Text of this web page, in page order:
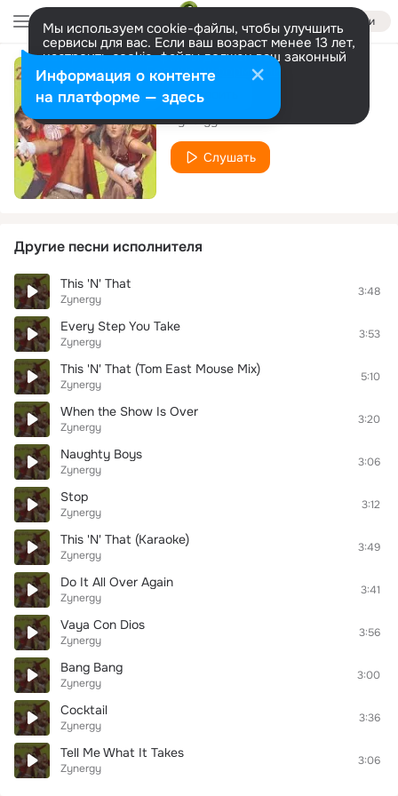
Войти
Мы используем cookie-файлы, чтобы улучшить
сервисы для вас. Если ваш возраст менее 13 лет,
настроить cookie-файлы должен ваш законный
представитель. Больше информации
Разрешить все Настроить
Wig Wam Bam
Zynergy
Слушать
Другие песни исполнителя
This 'N' That
Zynergy
3:48
Every Step You Take
Zynergy
3:53
This 'N' That (Tom East Mouse Mix)
Zynergy
5:10
When the Show Is Over
Zynergy
3:20
Naughty Boys
Zynergy
3:06
Stop
Zynergy
3:12
This 'N' That (Karaoke)
Zynergy
3:49
Do It All Over Again
Zynergy
3:41
Vaya Con Dios
Zynergy
3:56
Bang Bang
Zynergy
3:00
Cocktail
Zynergy
3:36
Tell Me What It Takes
Zynergy
3:06
Информация о контенте
на платформе — здесь